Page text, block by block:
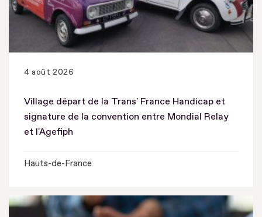
4 août 2026
Village départ de la Trans' France Handicap et
signature de la convention entre Mondial Relay
et l'Agefiph
Hauts-de-France